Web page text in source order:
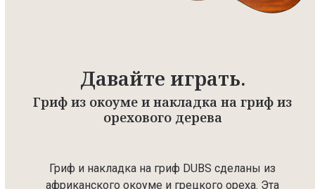
Давайте играть.
Гриф из окоуме и накладка на гриф из
орехового дерева
Гриф и накладка на гриф DUBS сделаны из
африканского окоуме и грецкого ореха. Эта